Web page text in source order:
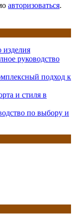
авторизоваться.
изделия
руководство
подход к
и стиля в
по выбору и